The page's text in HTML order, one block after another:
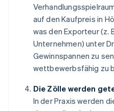
auf den Kaufpreis in
was den Exporteur (z.
Unternehmen) unter
Gewinnspannen zu
wettbewerbsfähig zu
Die Zölle werden
In der Praxis werden